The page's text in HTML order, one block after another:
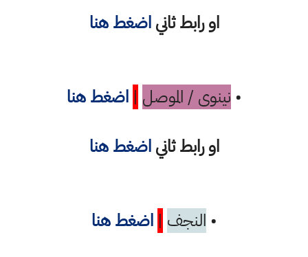
او رابط ثاني اضغط هنا
• نينوى / الموصل | اضغط هنا
او رابط ثاني اضغط هنا
• النجف | اضغط هنا